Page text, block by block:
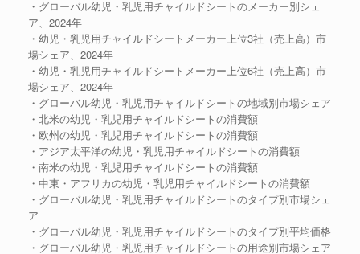
・グローバル幼児・乳児用チャイルドシートのメーカー別シェ
ア、2024年
・幼児・乳児用チャイルドシートメーカー上位3社（売上高）市
場シェア、2024年
・幼児・乳児用チャイルドシートメーカー上位6社（売上高）市
場シェア、2024年
・グローバル幼児・乳児用チャイルドシートの地域別市場シェア
・北米の幼児・乳児用チャイルドシートの消費額
・欧州の幼児・乳児用チャイルドシートの消費額
・アジア太平洋の幼児・乳児用チャイルドシートの消費額
・南米の幼児・乳児用チャイルドシートの消費額
・中東・アフリカの幼児・乳児用チャイルドシートの消費額
・グローバル幼児・乳児用チャイルドシートのタイプ別市場シェ
ア
・グローバル幼児・乳児用チャイルドシートのタイプ別平均価格
・グローバル幼児・乳児用チャイルドシートの用途別市場シェア